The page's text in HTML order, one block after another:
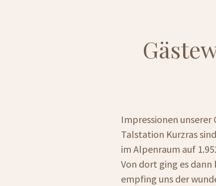
Impressionen
Talstation Kurzras
im Alpenraum auf
Von dort ging es
empfing uns der